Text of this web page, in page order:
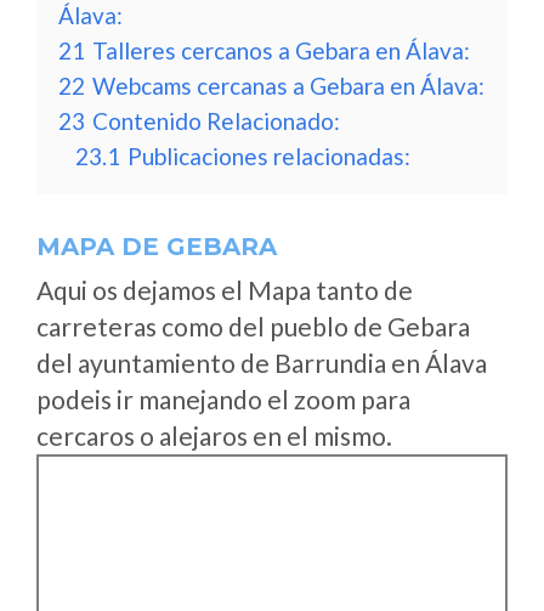
Álava:
21 Talleres cercanos a Gebara en Álava:
22 Webcams cercanas a Gebara en Álava:
23 Contenido Relacionado:
23.1 Publicaciones relacionadas:
MAPA DE GEBARA
Aqui os dejamos el Mapa tanto de
carreteras como del pueblo de Gebara
del ayuntamiento de Barrundia en Álava
podeis ir manejando el zoom para
cercaros o alejaros en el mismo.